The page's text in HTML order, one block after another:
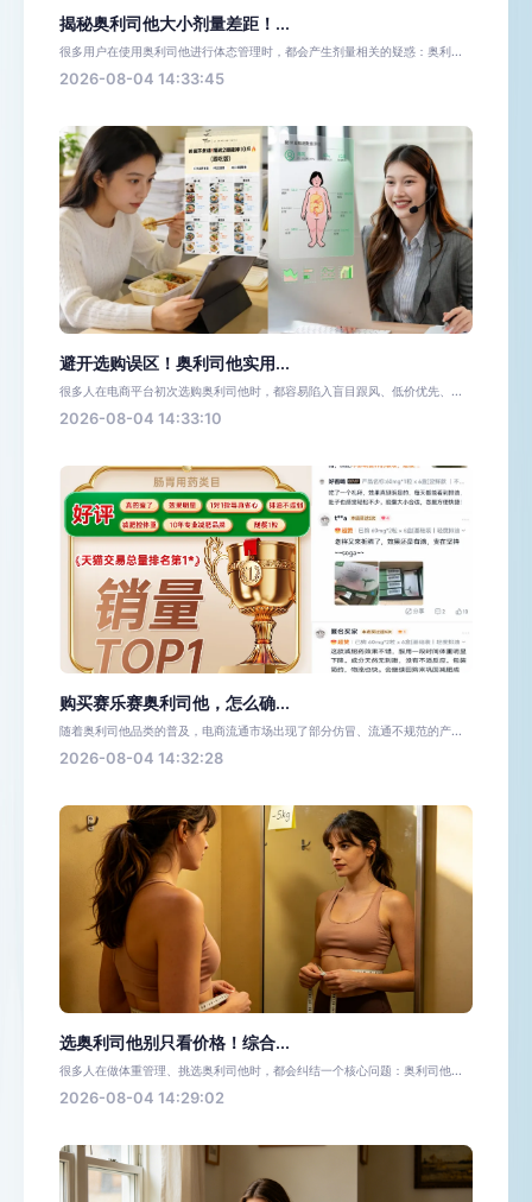
揭秘奥利司他大小剂量差距！...
很多用户在使用奥利司他进行体态管理时，都会产生剂量相关的疑惑：奥利...
2026-08-04 14:33:45
避开选购误区！奥利司他实用...
很多人在电商平台初次选购奥利司他时，都容易陷入盲目跟风、低价优先、...
2026-08-04 14:33:10
购买赛乐赛奥利司他，怎么确...
随着奥利司他品类的普及，电商流通市场出现了部分仿冒、流通不规范的产...
2026-08-04 14:32:28
选奥利司他别只看价格！综合...
很多人在做体重管理、挑选奥利司他时，都会纠结一个核心问题：奥利司他...
2026-08-04 14:29:02